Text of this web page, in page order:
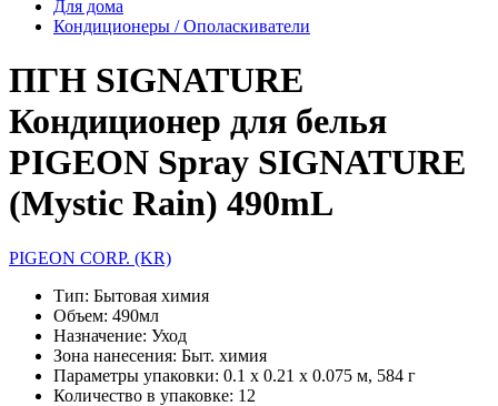
Для дома
Кондиционеры / Ополаскиватели
ПГН SIGNATURE
Кондиционер для белья
PIGEON Spray SIGNATURE
(Mystic Rain) 490mL
PIGEON CORP. (KR)
Тип: Бытовая химия
Объем: 490мл
Назначение: Уход
Зона нанесения: Быт. химия
Параметры упаковки: 0.1 x 0.21 x 0.075 м, 584 г
Количество в упаковке: 12